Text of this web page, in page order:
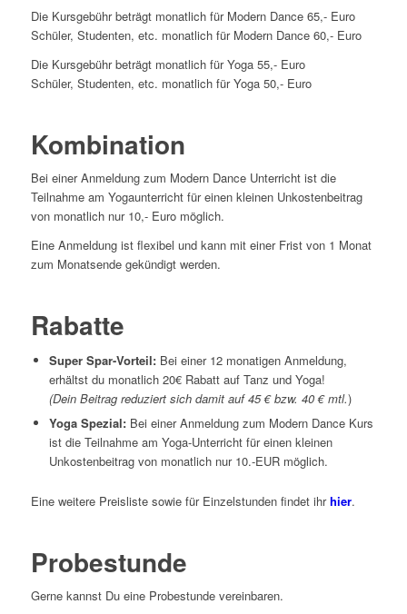
Die Kursgebühr beträgt monatlich für Modern Dance 65,- Euro
Schüler, Studenten, etc. monatlich für Modern Dance 60,- Euro
Die Kursgebühr beträgt monatlich für Yoga 55,- Euro
Schüler, Studenten, etc. monatlich für Yoga 50,- Euro
Kombination
Bei einer Anmeldung zum Modern Dance Unterricht ist die
Teilnahme am Yogaunterricht für einen kleinen Unkostenbeitrag
von monatlich nur 10,- Euro möglich.
Eine Anmeldung ist flexibel und kann mit einer Frist von 1 Monat
zum Monatsende gekündigt werden.
Rabatte
Super Spar-Vorteil:Bei einer 12 monatigen Anmeldung,
erhältst du monatlich 20€ Rabatt auf Tanz und Yoga!
(Dein Beitrag reduziert sich damit auf 45 € bzw. 40 € mtl.)
Yoga Spezial:Bei einer Anmeldung zum Modern Dance Kurs
ist die Teilnahme am Yoga-Unterricht für einen kleinen
Unkostenbeitrag von monatlich nur 10.-EUR möglich.
Eine weitere Preisliste sowie für Einzelstunden findet ihrhier.
Probestunde
Gerne kannst Du eine Probestunde vereinbaren.